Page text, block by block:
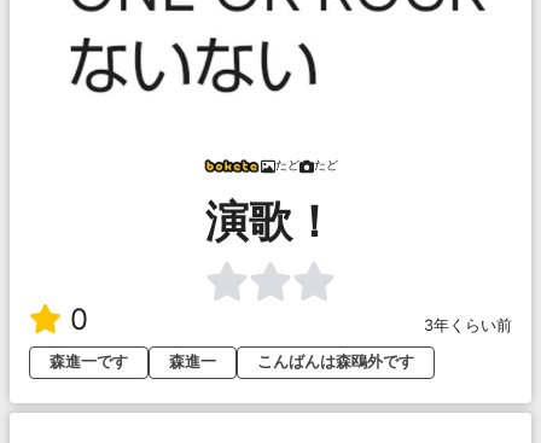
たど たど
演歌！
0
3年くらい前
森進一です
森進一 こんばんは森鴎外です